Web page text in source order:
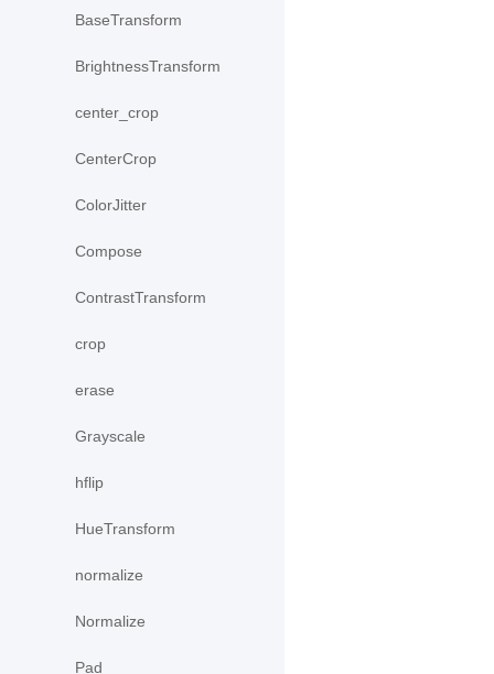
BaseTransform
BrightnessTransform
center_crop
CenterCrop
ColorJitter
Compose
ContrastTransform
crop
erase
Grayscale
hflip
HueTransform
normalize
Normalize
Pad